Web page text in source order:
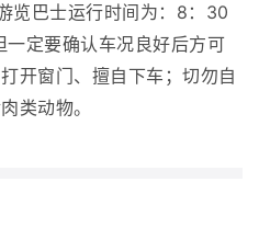
览巴士运行时间为：8：30
定要确认车况良好后方可
开窗门、擅自下车；切勿自
类动物。